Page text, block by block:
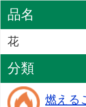
品名
花
分類
燃える